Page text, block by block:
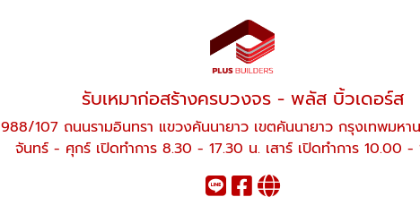
รับเหมาก่อสร้างครบวงจร - พลัส บิ้วเดอร์ส
988/107 ถนนรามอินทรา แขวงคันนายาว เขตคันนายาว กรุงเทพมหา
จันทร์ - ศุกร์ เปิดทำการ 8.30 - 17.30 น. เสาร์ เปิดทำการ 10.00